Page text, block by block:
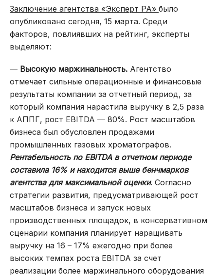
Заключение агентства «Эксперт РА» было
опубликовано сегодня, 15 марта. Среди
факторов, повлиявших на рейтинг, эксперты
выделяют:
— Высокую маржинальность. Агентство
отмечает сильные операционные и финансовые
результаты компании за отчетный период, за
который компания нарастила выручку в 2,5 раза
к АППГ, рост EBITDA — 80%. Рост масштабов
бизнеса был обусловлен продажами
промышленных газовых хроматографов.
Рентабельность по EBITDA в отчетном периоде
составила 16% и находится выше бенчмарков
агентства для максимальной оценки. Согласно
стратегии развития, предусматривающей рост
масштабов бизнеса и запуск новых
производственных площадок, в консервативном
сценарии компания планирует наращивать
выручку на 16 – 17% ежегодно при более
высоких темпах роста EBITDA за счет
реализации более маржинального оборудования